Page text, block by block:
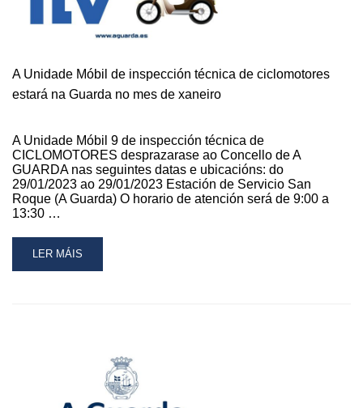
A Unidade Móbil de inspección técnica de ciclomotores
estará na Guarda no mes de xaneiro
A Unidade Móbil 9 de inspección técnica de
CICLOMOTORES desprazarase ao Concello de A
GUARDA nas seguintes datas e ubicacións: do
29/01/2023 ao 29/01/2023 Estación de Servicio San
Roque (A Guarda) O horario de atención será de 9:00 a
13:30 …
READ
MORE
LER MÁIS